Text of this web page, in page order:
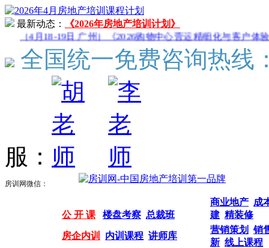
最新动态：
《2026年房地产培训计划》
（4月18-19日 广州）《2026购物中心营运精细化与客户体验提
全国统一免费咨询热线
服：
房训网微信：
公 开 课 楼盘考察 总裁班
商业地产 成
建 精装修
房企内训 内训课程 讲师库
营销策划
销
新 线上课程